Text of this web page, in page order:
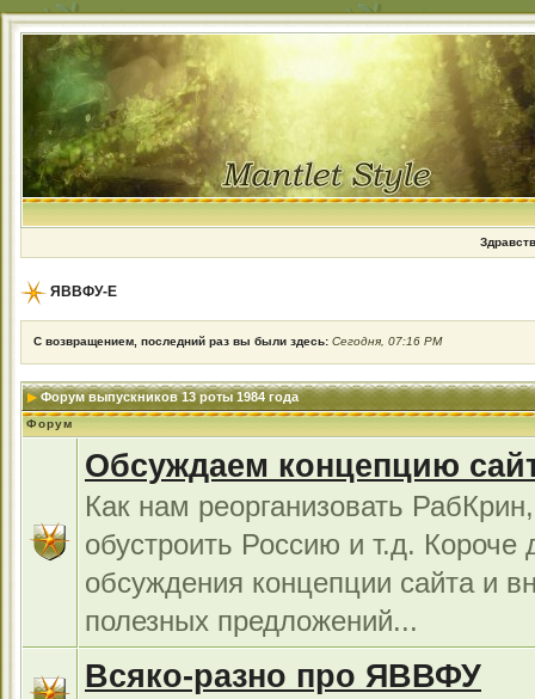
ЯВВФУ-Е
С возвращением, последний раз вы были здесь: Сегодня, 07:16 PM
Форум выпускников 13 роты 1984 года
Форум
Обсуждаем концепцию
Как нам реорганизовать
обустроить Россию и т.д. Короче
обсуждения концепции сайта и
полезных предложений...
Всяко-разно про ЯВВФУ